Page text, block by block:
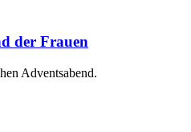
der Frauen
Adventsabend.